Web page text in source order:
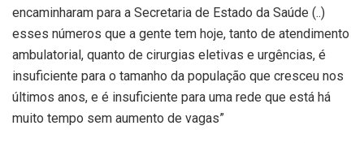
encaminharam para a Secretaria de Estado da Saúde (..)
esses números que a gente tem hoje, tanto de atendimento
ambulatorial, quanto de cirurgias eletivas e urgências, é
insuficiente para o tamanho da população que cresceu nos
últimos anos, e é insuficiente para uma rede que está há
muito tempo sem aumento de vagas”